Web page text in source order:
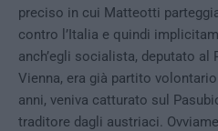
preciso in cui Matteotti
contro l’Italia e quindi
anch’egli socialista, deputato al
Vienna, era già partito
anni, veniva catturato sul
traditore dagli austriaci.